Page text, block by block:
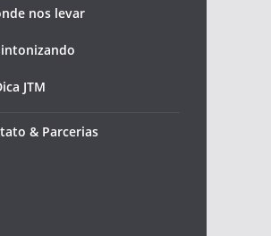
nos levar
JTM
& Parcerias